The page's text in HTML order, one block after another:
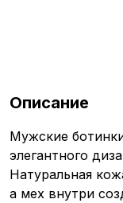
Описание
Мужские
элегантного
Натуральная
а мех внутри